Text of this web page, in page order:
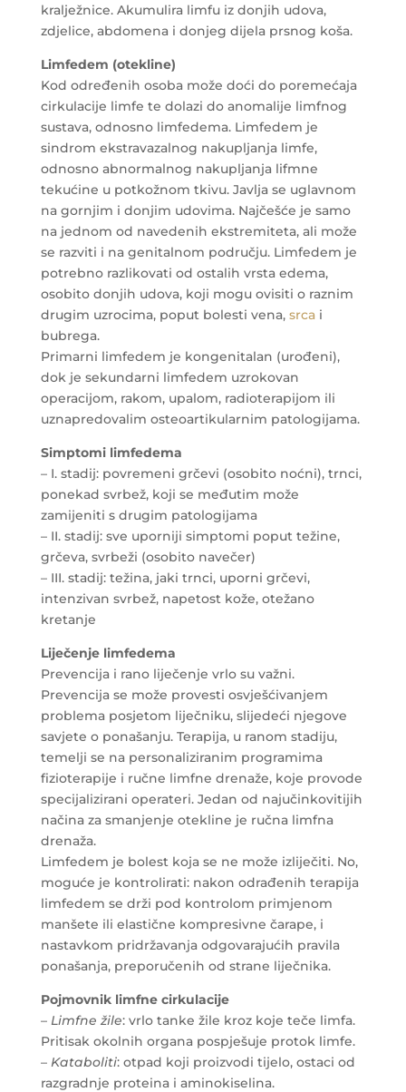
kralježnice. Akumulira limfu iz donjih udova,
zdjelice, abdomena i donjeg dijela prsnog koša.
Limfedem (otekline)
Kod određenih osoba može doći do poremećaja
cirkulacije limfe te dolazi do anomalije limfnog
sustava, odnosno limfedema. Limfedem je
sindrom ekstravazalnog nakupljanja limfe,
odnosno abnormalnog nakupljanja lifmne
tekućine u potkožnom tkivu. Javlja se uglavnom
na gornjim i donjim udovima. Najčešće je samo
na jednom od navedenih ekstremiteta, ali može
se razviti i na genitalnom području. Limfedem je
potrebno razlikovati od ostalih vrsta edema,
osobito donjih udova, koji mogu ovisiti o raznim
drugim uzrocima, poput bolesti vena,srcai
bubrega.
Primarni limfedem je kongenitalan (urođeni),
dok je sekundarni limfedem uzrokovan
operacijom, rakom, upalom, radioterapijom ili
uznapredovalim osteoartikularnim patologijama.
Simptomi limfedema
– I. stadij: povremeni grčevi (osobito noćni), trnci,
ponekad svrbež, koji se međutim može
zamijeniti s drugim patologijama
– II. stadij: sve uporniji simptomi poput težine,
grčeva, svrbeži (osobito navečer)
– III. stadij: težina, jaki trnci, uporni grčevi,
intenzivan svrbež, napetost kože, otežano
kretanje
Liječenje limfedema
Prevencija i rano liječenje vrlo su važni.
Prevencija se može provesti osvješćivanjem
problema posjetom liječniku, slijedeći njegove
savjete o ponašanju. Terapija, u ranom stadiju,
temelji se na personaliziranim programima
fizioterapije i ručne limfne drenaže, koje provode
specijalizirani operateri. Jedan od najučinkovitijih
načina za smanjenje otekline je ručna limfna
drenaža.
Limfedem je bolest koja se ne može izliječiti. No,
moguće je kontrolirati: nakon odrađenih terapija
limfedem se drži pod kontrolom primjenom
manšete ili elastične kompresivne čarape, i
nastavkom pridržavanja odgovarajućih pravila
ponašanja, preporučenih od strane liječnika.
Pojmovnik limfne cirkulacije
– Limfne žile: vrlo tanke žile kroz koje teče limfa.
Pritisak okolnih organa pospješuje protok limfe.
– Kataboliti: otpad koji proizvodi tijelo, ostaci od
razgradnje proteina i aminokiselina.